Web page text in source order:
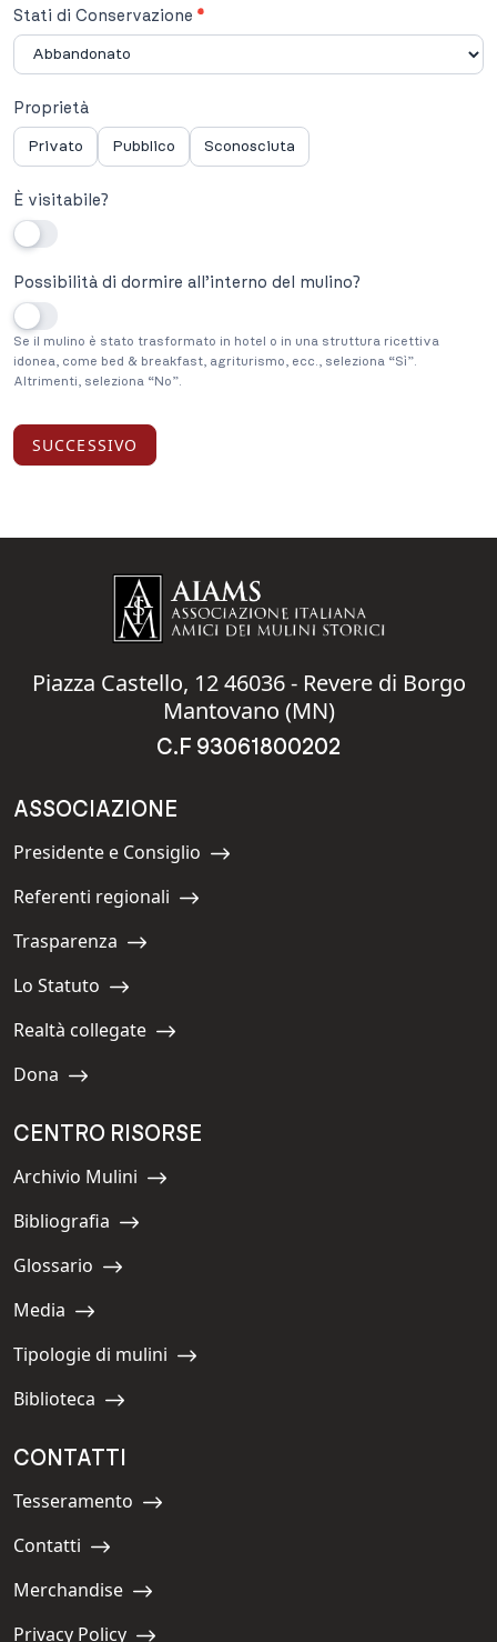
Stati di Conservazione *
Proprietà
Privato Pubblico Sconosciuta
È visitabile?
Possibilità di dormire all’interno del mulino?
Se il mulino è stato trasformato in hotel o in una struttura ricettiva
idonea, come bed & breakfast, agriturismo, ecc., seleziona “Sì”.
Altrimenti, seleziona “No”.
SUCCESSIVO
Piazza Castello, 12 46036 - Revere di Borgo
Mantovano (MN)
C.F 93061800202
ASSOCIAZIONE
Navigate to:
Presidente e Consiglio
Navigate to:
Referenti regionali
Navigate to:
Trasparenza
Navigate to:
Lo Statuto
Navigate to:
Realtà collegate
Navigate to:
Dona
CENTRO RISORSE
Navigate to:
Archivio Mulini
Navigate to:
Bibliografia
Navigate to:
Glossario
Navigate to:
Media
Navigate to:
Tipologie di mulini
Navigate to:
Biblioteca
CONTATTI
Navigate to:
Tesseramento
Navigate to:
Contatti
Navigate to:
Merchandise
Privacy Policy